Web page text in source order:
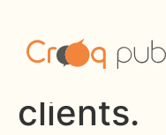
image
clients.